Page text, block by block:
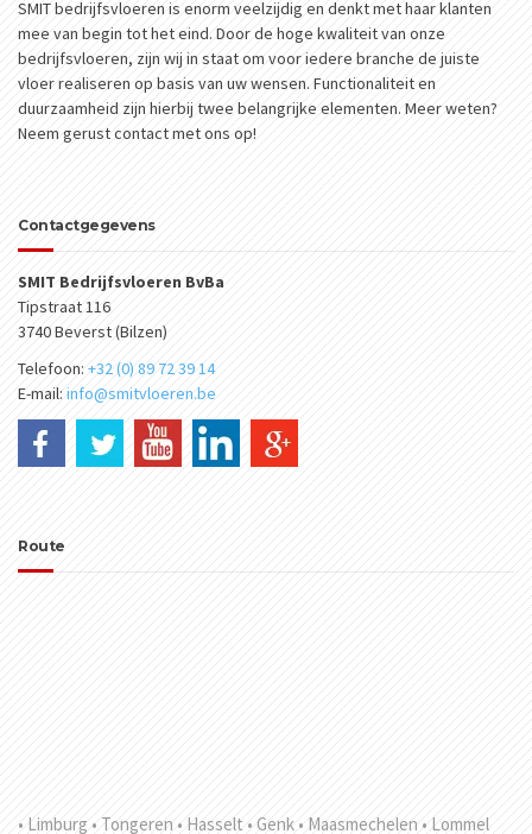
SMIT bedrijfsvloeren is enorm veelzijdig en denkt met haar klanten
mee van begin tot het eind. Door de hoge kwaliteit van onze
bedrijfsvloeren, zijn wij in staat om voor iedere branche de juiste
vloer realiseren op basis van uw wensen. Functionaliteit en
duurzaamheid zijn hierbij twee belangrijke elementen. Meer weten?
Neem gerust contact met ons op!
Contactgegevens
SMIT Bedrijfsvloeren BvBa
Tipstraat 116
3740 Beverst (Bilzen)
Telefoon: +32 (0) 89 72 39 14
E-mail: info@smitvloeren.be
Route
• Limburg • Tongeren • Hasselt • Genk • Maasmechelen • Lommel